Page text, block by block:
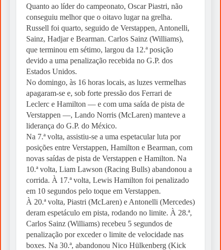
Quanto ao líder do campeonato, Oscar Piastri, não
conseguiu melhor que o oitavo lugar na grelha.
Russell foi quarto, seguido de Verstappen, Antonelli,
Sainz, Hadjar e Bearman. Carlos Sainz (Williams),
que terminou em sétimo, largou da 12.ª posição
devido a uma penalização recebida no G.P. dos
Estados Unidos.
No domingo, às 16 horas locais, as luzes vermelhas
apagaram-se e, sob forte pressão dos Ferrari de
Leclerc e Hamilton — e com uma saída de pista de
Verstappen —, Lando Norris (McLaren) manteve a
liderança do G.P. do México.
Na 7.ª volta, assistiu-se a uma espetacular luta por
posições entre Verstappen, Hamilton e Bearman, com
novas saídas de pista de Verstappen e Hamilton. Na
10.ª volta, Liam Lawson (Racing Bulls) abandonou a
corrida. À 17.ª volta, Lewis Hamilton foi penalizado
em 10 segundos pelo toque em Verstappen.
À 20.ª volta, Piastri (McLaren) e Antonelli (Mercedes)
deram espetáculo em pista, rodando no limite. À 28.ª,
Carlos Sainz (Williams) recebeu 5 segundos de
penalização por exceder o limite de velocidade nas
boxes. Na 30.ª, abandonou Nico Hülkenberg (Kick